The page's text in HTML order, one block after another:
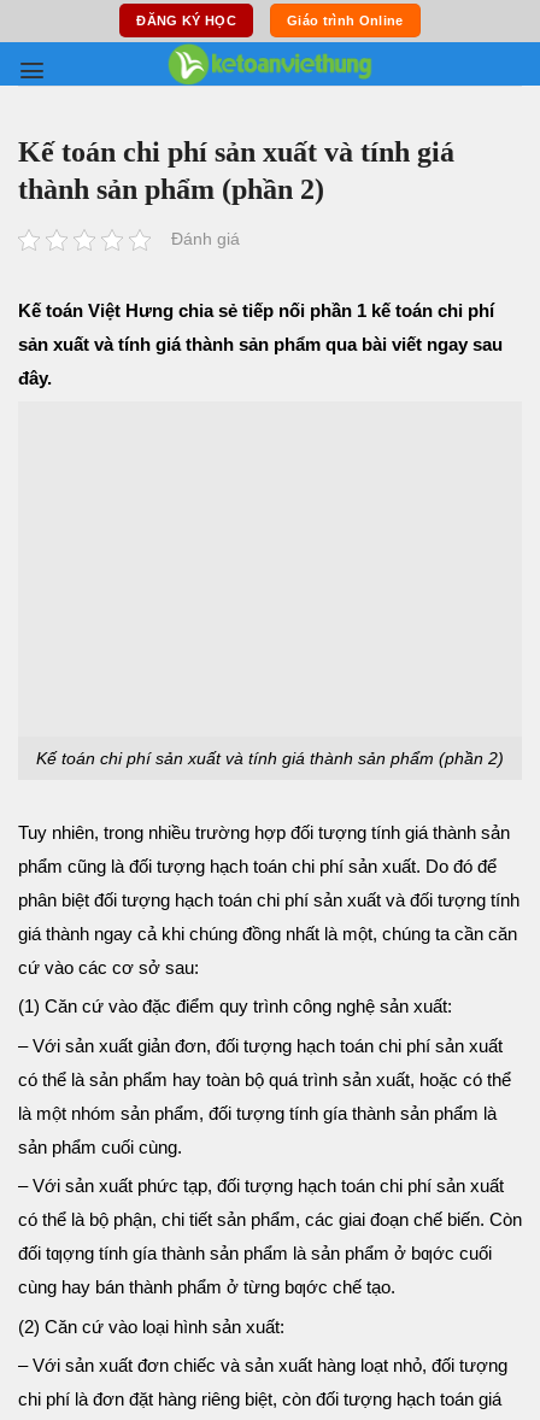
content
ĐĂNG KÝ HỌC Giáo trình Online
Kế toán chi phí sản xuất và tính giá
thành sản phẩm (phần 2)
Đánh giá
Kế toán Việt Hưng chia sẻ tiếp nối phần 1 kế toán chi phí
sản xuất và tính giá thành sản phẩm qua bài viết ngay sau
đây.
Kế toán chi phí sản xuất và tính giá thành sản phẩm (phần 2)
Tuy nhiên, trong nhiều trường hợp đối tượng tính giá thành sản
phẩm cũng là đối tượng hạch toán chi phí sản xuất. Do đó để
phân biệt đối tượng hạch toán chi phí sản xuất và đối tượng tính
giá thành ngay cả khi chúng đồng nhất là một, chúng ta cần căn
cứ vào các cơ sở sau:
(1) Căn cứ vào đặc điểm quy trình công nghệ sản xuất:
– Với sản xuất giản đơn, đối tượng hạch toán chi phí sản xuất
có thể là sản phẩm hay toàn bộ quá trình sản xuất, hoặc có thể
là một nhóm sản phẩm, đối tượng tính gía thành sản phẩm là
sản phẩm cuối cùng.
– Với sản xuất phức tạp, đối tượng hạch toán chi phí sản xuất
có thể là bộ phận, chi tiết sản phẩm, các giai đoạn chế biến. Còn
đối tƣợng tính gía thành sản phẩm là sản phẩm ở bƣớc cuối
cùng hay bán thành phẩm ở từng bƣớc chế tạo.
(2) Căn cứ vào loại hình sản xuất:
– Với sản xuất đơn chiếc và sản xuất hàng loạt nhỏ, đối tượng
chi phí là đơn đặt hàng riêng biệt, còn đối tượng hạch toán giá